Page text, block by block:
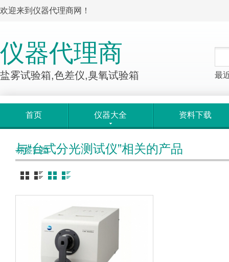
欢迎来到仪器代理商网！
仪器代理商
盐雾试验箱,色差仪,臭氧试验箱 最
首页 仪器大全 资料下载
标签归类
与“台式分光测试仪”相关的产品